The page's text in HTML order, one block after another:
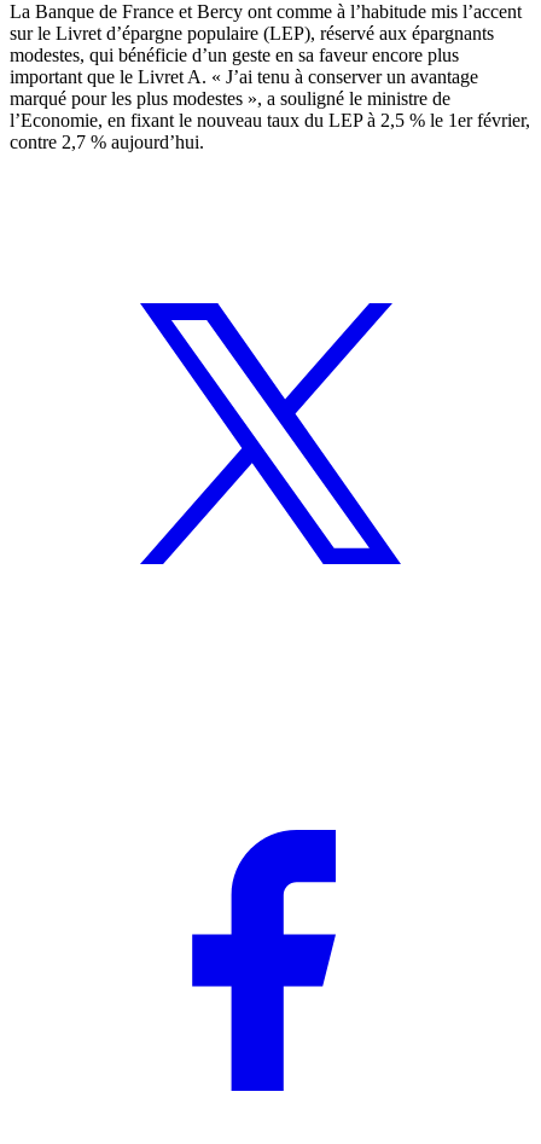
La Banque de France et Bercy ont comme à l’habitude mis l’accent
sur le Livret d’épargne populaire (LEP), réservé aux épargnants
modestes, qui bénéficie d’un geste en sa faveur encore plus
important que le Livret A. « J’ai tenu à conserver un avantage
marqué pour les plus modestes », a souligné le ministre de
l’Economie, en fixant le nouveau taux du LEP à 2,5 % le 1er février,
contre 2,7 % aujourd’hui.